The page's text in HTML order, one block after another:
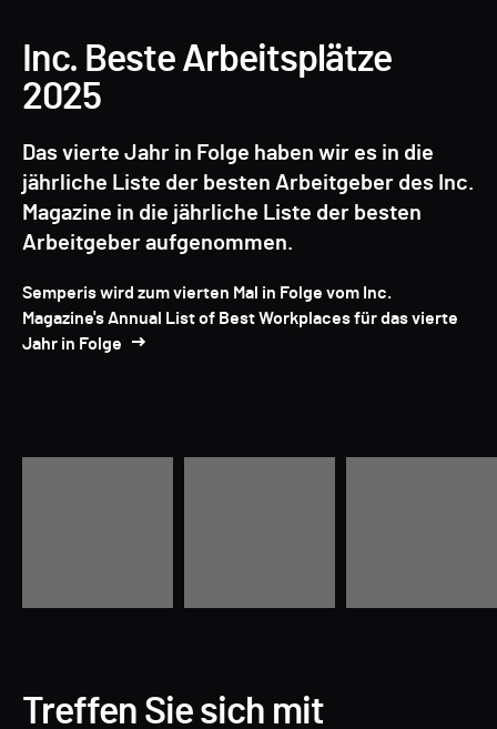
Inc. Beste Arbeitsplätze
2025
Das vierte Jahr in Folge haben wir es in die
jährliche Liste der besten Arbeitgeber des Inc.
Magazine in die jährliche Liste der besten
Arbeitgeber aufgenommen.
Semperis wird zum vierten Mal in Folge vom Inc.
Magazine's Annual List of Best Workplaces für das vierte
Jahr in Folge
Treffen Sie sich mit